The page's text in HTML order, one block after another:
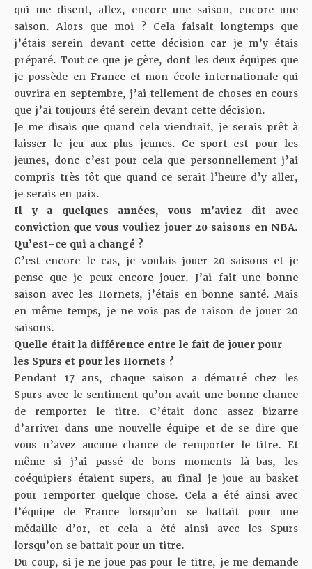
qui me disent, allez, encore une saison, encore une
saison. Alors que moi ? Cela faisait longtemps que
j’étais serein devant cette décision car je m’y étais
préparé. Tout ce que je gère, dont les deux équipes que
je possède en France et mon école internationale qui
ouvrira en septembre, j’ai tellement de choses en cours
que j’ai toujours été serein devant cette décision.
Je me disais que quand cela viendrait, je serais prêt à
laisser le jeu aux plus jeunes. Ce sport est pour les
jeunes, donc c’est pour cela que personnellement j’ai
compris très tôt que quand ce serait l’heure d’y aller,
je serais en paix.
Il y a quelques années, vous m’aviez dit avec
conviction que vous vouliez jouer 20 saisons en NBA.
Qu’est-ce qui a changé ?
C’est encore le cas, je voulais jouer 20 saisons et je
pense que je peux encore jouer. J’ai fait une bonne
saison avec les Hornets, j’étais en bonne santé. Mais
en même temps, je ne vois pas de raison de jouer 20
saisons.
Quelle était la différence entre le fait de jouer pour
les Spurs et pour les Hornets ?
Pendant 17 ans, chaque saison a démarré chez les
Spurs avec le sentiment qu’on avait une bonne chance
de remporter le titre. C’était donc assez bizarre
d’arriver dans une nouvelle équipe et de se dire que
vous n’avez aucune chance de remporter le titre. Et
même si j’ai passé de bons moments là-bas, les
coéquipiers étaient supers, au final je joue au basket
pour remporter quelque chose. Cela a été ainsi avec
l’équipe de France lorsqu’on se battait pour une
médaille d’or, et cela a été ainsi avec les Spurs
lorsqu’on se battait pour un titre.
Du coup, si je ne joue pas pour le titre, je me demande